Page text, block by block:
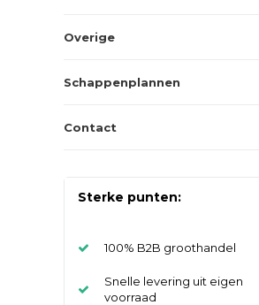
Overige
Schappenplannen
Contact
Sterke punten:
100% B2B groothandel
Snelle levering uit eigen
voorraad